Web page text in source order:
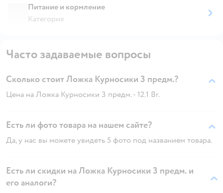
Питание и кормление
Категория
Часто задаваемые вопросы
Сколько стоит Ложка Курносики 3 предм.?
Цена на Ложка Курносики 3 предм. - 12.1 Br.
Есть ли фото товара на нашем сайте?
Да, у нас вы можете увидеть 5 фото под названием товара.
Есть ли скидки на Ложка Курносики 3 предм. и
его аналоги?